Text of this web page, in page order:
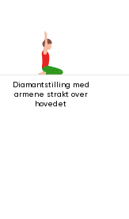
Diamantstilling med
armene strakt over
hovedet